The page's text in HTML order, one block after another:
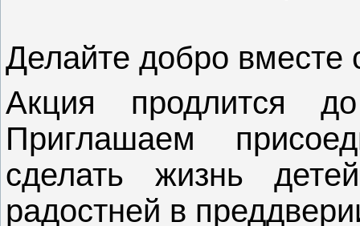
Делайте добро вместе
Акция продлится
Приглашаем
сделать жизнь
радостней в